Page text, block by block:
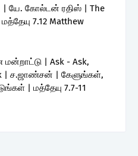
| யே. கோல்டன் ரதிஸ் | The
7.12 Matthew
மன்றாட்டு | Ask - Ask,
| ச.ஜாண்சன் | கேளுங்கள்,
| மத்தேயு 7.7-11